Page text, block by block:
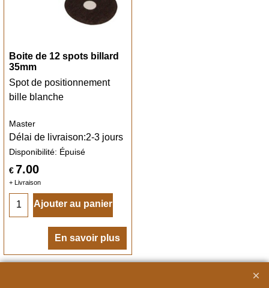
Boite de 12 spots billard
35mm
Spot de positionnement
bille blanche
€7.00
+ Livraison
Master
Délai de livraison:2-3 jours
Disponibilité: Épuisé
Ajouter au panier
En savoir plus